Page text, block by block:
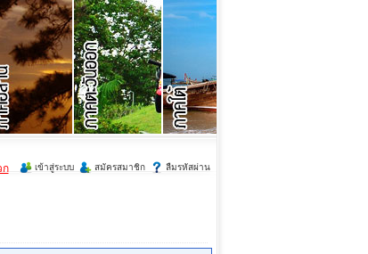
เข้าสู่ระบบ สมัครสมาชิก ลืมรหัสผ่าน
ก